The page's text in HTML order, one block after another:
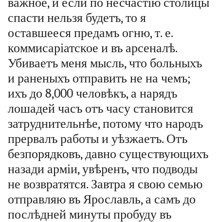
спасти нельзя будетъ, то я
оставшееся предамъ огню, т. е.
коммисаріатское и въ арсеналѣ.
Убиваетъ меня мысль, что больныхъ
и раненыхъ отправить не на чемъ;
ихъ до 8,000 человѣкъ, а нарядъ
лошадей часъ отъ часу становится
затруднительнѣе, потому что народъ
прервалъ работы и уѣзжаетъ. Отъ
безпорядковъ, давно существующихъ
назади арміи, увѣренъ, что подводы
не возвратятся. Завтра я свою семью
отправляю въ Ярославль, а самъ до
послѣдней минуты пробуду въ